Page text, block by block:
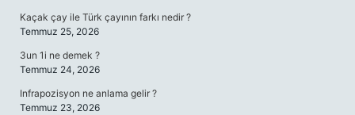
Kaçak çay ile Türk çayının farkı nedir ?
Temmuz 25, 2026
3un 1i ne demek ?
Temmuz 24, 2026
Infrapozisyon ne anlama gelir ?
Temmuz 23, 2026